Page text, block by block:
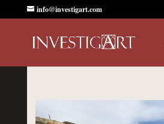
info@investigart.com